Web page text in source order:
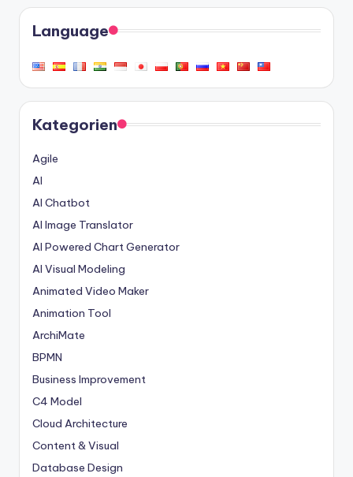
Language
Kategorien
Agile
AI
AI Chatbot
AI Image Translator
AI Powered Chart Generator
AI Visual Modeling
Animated Video Maker
Animation Tool
ArchiMate
BPMN
Business Improvement
C4 Model
Cloud Architecture
Content & Visual
Database Design